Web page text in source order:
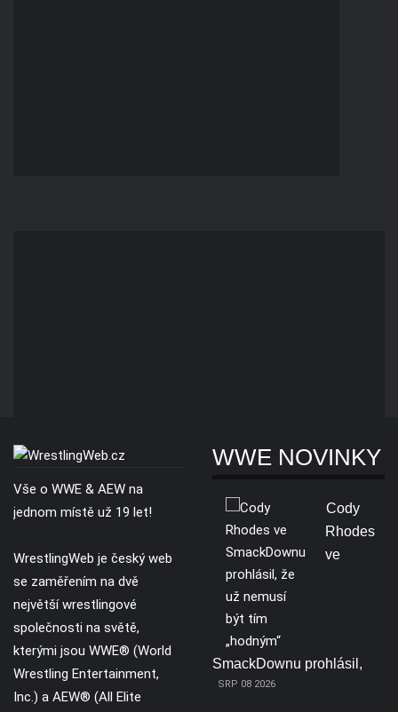
Vše o WWE & AEW na
jednom místě už 19 let!
WrestlingWeb je český web
se zaměřením na dvě
největší wrestlingové
společnosti na světě,
kterými jsou WWE® (World
Wrestling Entertainment,
Inc.) a AEW® (All Elite
WWE NOVINKY
Cody
Rhodes
ve
SmackDownu prohlásil,
SRP 08 2026